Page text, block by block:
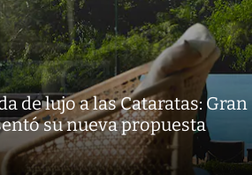
de lujo a las Cataratas: Gran
su nueva propuesta